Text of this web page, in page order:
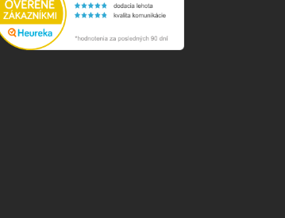
AI asistent · online